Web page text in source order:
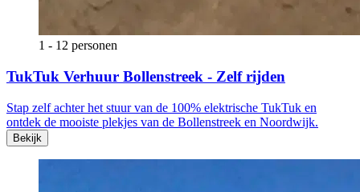
1 - 12 personen
TukTuk Verhuur Bollenstreek - Zelf rijden
Stap zelf achter het stuur van de 100% elektrische TukTuk en
ontdek de mooiste plekjes van de Bollenstreek en Noordwijk.
Bekijk